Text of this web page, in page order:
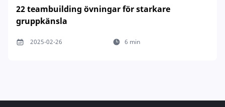
22 teambuilding övningar för starkare
gruppkänsla
2025-02-26 6 min